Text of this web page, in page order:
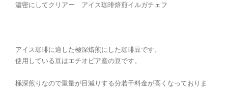
濃密にしてクリアー アイス珈琲焙煎イルガチェフ
アイス珈琲に適した極深焙煎にした珈琲豆です。
使用している豆はエチオピア産の豆です。
極深煎りなので重量が目減りする分若干料金が高くなっておりま